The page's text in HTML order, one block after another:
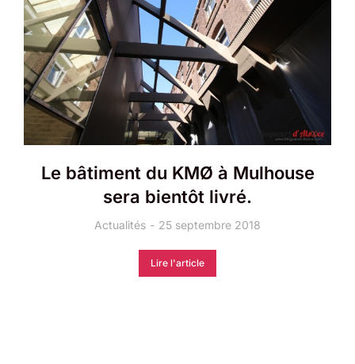
Le bâtiment du KMØ à Mulhouse
sera bientôt livré.
Actualités 25 septembre 2018
Lire l'article